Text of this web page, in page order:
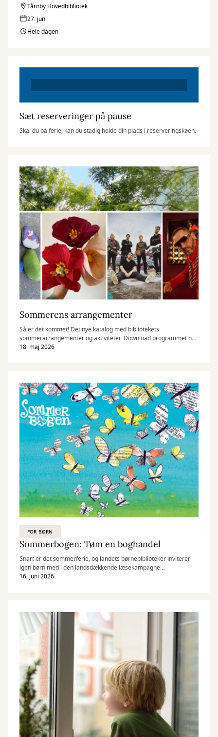
Tårnby Hovedbibliotek
27. juni
Hele dagen
Sæt reserveringer på pause
Skal du på ferie, kan du stadig holde din plads i reserveringskøen.
Sommerens arrangementer
Så er det kommet! Det nye katalog med bibliotekets
sommerarrangementer og aktiviteter. Download programmet her
eller hent det på biblioteket
18. maj 2026
FOR BØRN
Sommerbogen: Tøm en boghandel
Snart er det sommerferie, og landets børnebiblioteker inviterer
igen børn med i den landsdækkende læsekampagne
Sommerbogen.
16. juni 2026